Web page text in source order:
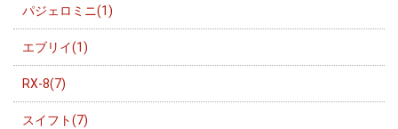
パジェロミニ(1)
エブリイ(1)
RX-8(7)
スイフト(7)